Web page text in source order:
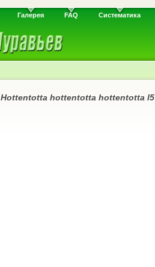
Галерея FAQ Систематика
Hottentotta hottentotta hottentotta l5